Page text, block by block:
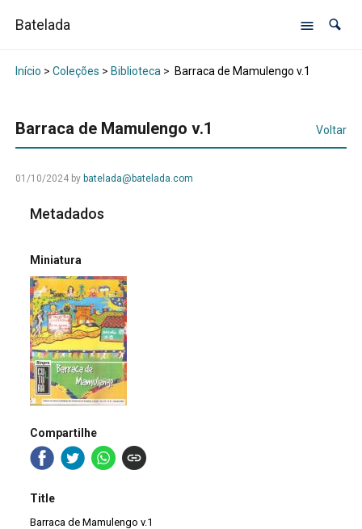
Batelada
Início > Coleções > Biblioteca> Barraca de Mamulengo v.1
Barraca de Mamulengo v.1 Voltar
01/10/2024by batelada@batelada.com
Metadados
Miniatura
Compartilhe
Title
Barraca de Mamulengo v.1